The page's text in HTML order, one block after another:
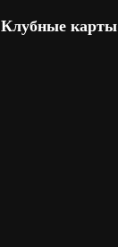
Клубные карты